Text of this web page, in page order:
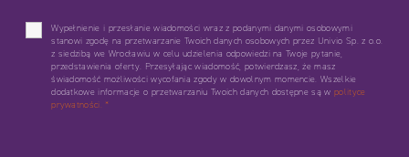
Wypełnienie i przesłanie wiadomości wraz z podanymi danymi osobowymi
stanowi zgodę na przetwarzanie Twoich danych osobowych przez Univio Sp. z o.o.
z siedzibą we Wrocławiu w celu udzielenia odpowiedzi na Twoje pytanie,
przedstawienia oferty. Przesyłając wiadomość, potwierdzasz, że masz
świadomość możliwości wycofania zgody w dowolnym momencie. Wszelkie
dodatkowe informacje o przetwarzaniu Twoich danych dostępne są wpolityce
prywatności. *